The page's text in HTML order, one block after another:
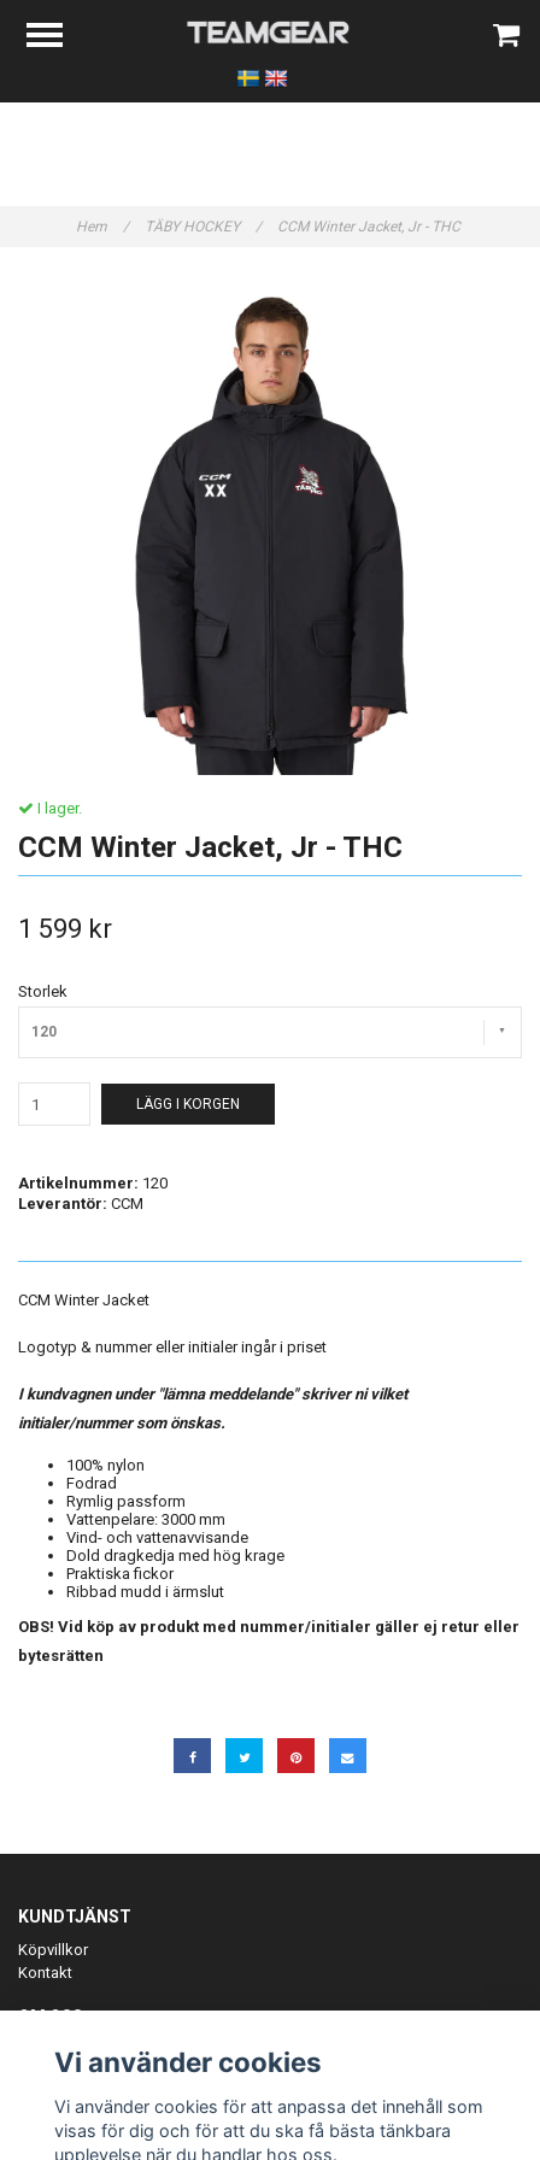
Hem / TÄBY HOCKEY / CCM Winter Jacket, Jr - THC
I lager.
CCM Winter Jacket, Jr - THC
1 599 kr
Storlek
120
LÄGG I KORGEN
Artikelnummer: 120
Leverantör: CCM
CCM Winter Jacket
Logotyp & nummer eller initialer ingår i priset
I kundvagnen under "lämna meddelande" skriver ni vilket
initialer/nummer som önskas.
100% nylon
Fodrad
Rymlig passform
Vattenpelare: 3000 mm
Vind- och vattenavvisande
Dold dragkedja med hög krage
Praktiska fickor
Ribbad mudd i ärmslut
OBS! Vid köp av produkt med nummer/initialer gäller ej retur eller
bytesrätten
KUNDTJÄNST
Köpvillkor
Kontakt
OM OSS
ANMÄL DIG TILL VÅRT NYHETSBREV
Prenumerera
Vi använder cookies
Vi använder cookies för att anpassa det innehåll som
visas för dig och för att du ska få bästa tänkbara
upplevelse när du handlar hos oss.